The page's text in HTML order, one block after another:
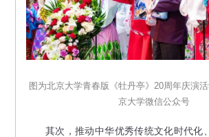
图为北京大学青春版《牡丹亭》20周年庆演
京大学微信公众号
其次，推动中华优秀传统文化时代化